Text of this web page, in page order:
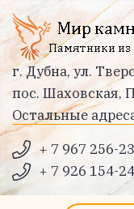
г. Дубна, ул.
пос. Шаховская,
Остальные
+ 7 967 256-
+ 7 926 154-